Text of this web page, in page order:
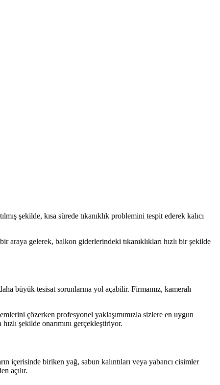
şekilde, kısa sürede tıkanıklık problemini tespit ederek kalıcı
araya gelerek, balkon giderlerindeki tıkanıklıkları hızlı bir şekilde
büyük tesisat sorunlarına yol açabilir. Firmamız, kameralı
çözerken profesyonel yaklaşımımızla sizlere en uygun
şekilde onarımını gerçekleştiriyor.
içerisinde biriken yağ, sabun kalıntıları veya yabancı cisimler
açılır.